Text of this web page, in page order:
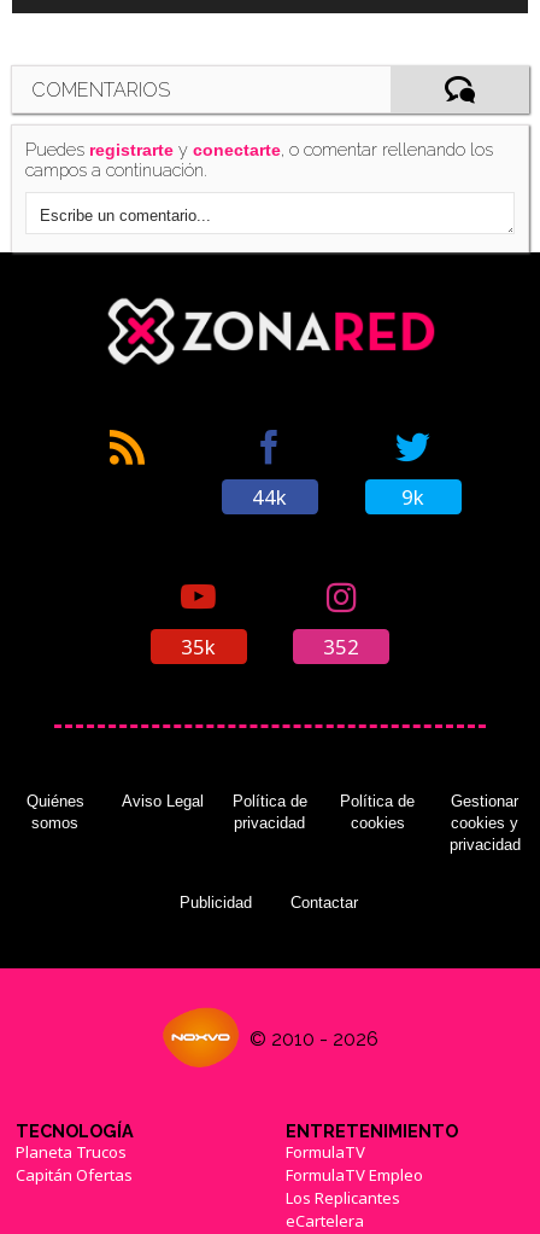
COMENTARIOS
Puedes registrarte yconectarte, o comentar rellenando los
campos a continuación.
44k 9k
35k 352
Quiénes
somos
Aviso Legal
Política de
privacidad
Política de
cookies
Gestionar
cookies y
privacidad
Publicidad Contactar
© 2010 - 2026
TECNOLOGÍA
Planeta Trucos
Capitán Ofertas
ENTRETENIMIENTO
FormulaTV
FormulaTV Empleo
Los Replicantes
eCartelera